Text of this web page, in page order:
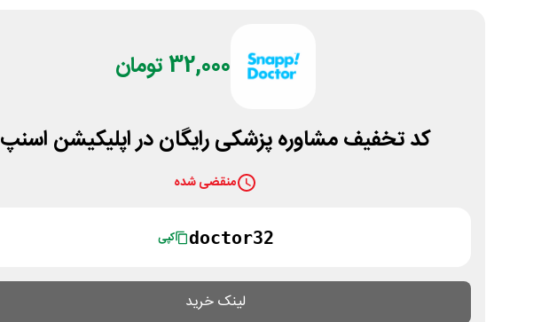
32,000 تومان
کد تخفیف مشاوره پزشکی رایگان در اپلیکیشن اسنپ
منقضی شده
doctor32 کپی
لینک خرید